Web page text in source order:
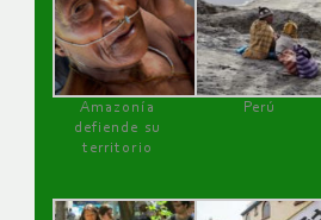
Amazonía
defiende su
territorio
Perú